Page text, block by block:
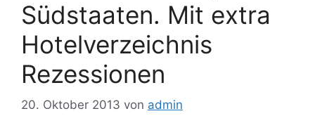
Südstaaten. Mit extra
Hotelverzeichnis
Rezessionen
20. Oktober 2013 von admin